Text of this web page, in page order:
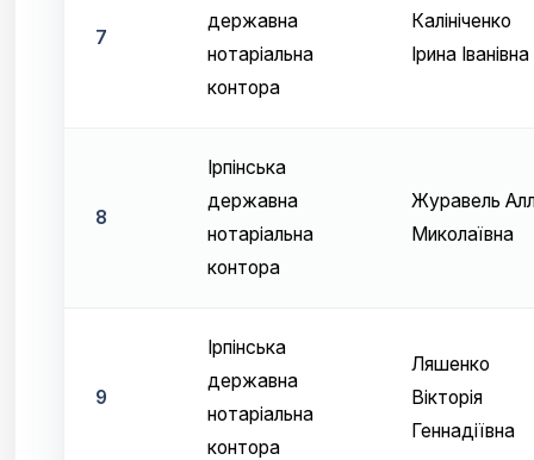
7
державна
нотаріальна
контора
Калініченко
Ірина Іванівна
8
Ірпінська
державна
нотаріальна
контора
Журавель
Миколаївна
9
Ірпінська
державна
нотаріальна
контора
Ляшенко
Вікторія
Геннадіївна